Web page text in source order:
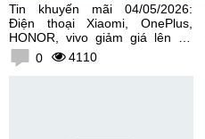
Tin khuyến mãi 04/05/2026:
Điện thoại Xiaomi, OnePlus,
HONOR, vivo giảm giá lên tới
300K0 4110